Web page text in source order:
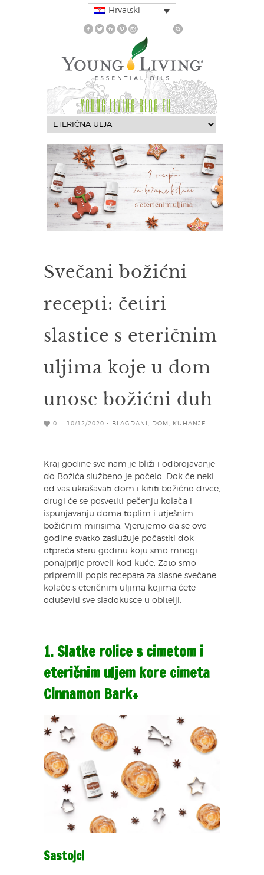
Hrvatski
YOUNG LIVING BLOG EU
Svečani božićni
recepti: četiri
slastice s eteričnim
uljima koje u dom
unose božićni duh
0 10/12/2020 - BLAGDANI DOM KUHANJE
Kraj godine sve nam je bliži i odbrojavanje
do Božića službeno je počelo. Dok će neki
od vas ukrašavati dom i kititi božićno drvce,
drugi će se posvetiti pečenju kolača i
ispunjavanju doma toplim i utješnim
božićnim mirisima. Vjerujemo da se ove
godine svatko zaslužuje počastiti dok
otpraća staru godinu koju smo mnogi
ponajprije proveli kod kuće. Zato smo
pripremili popis recepata za slasne svečane
kolače s eteričnim uljima kojima ćete
oduševiti sve sladokusce u obitelji.
1. Slatke rolice s cimetom i
eteričnim uljem kore cimeta
Cinnamon Bark+
Sastojci